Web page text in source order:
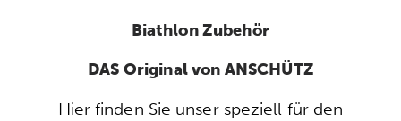
Biathlon Zubehör
DAS Original von ANSCHÜTZ
Hier finden Sie unser speziell für den